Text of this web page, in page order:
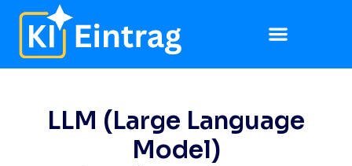
LLM (Large Language
Model)